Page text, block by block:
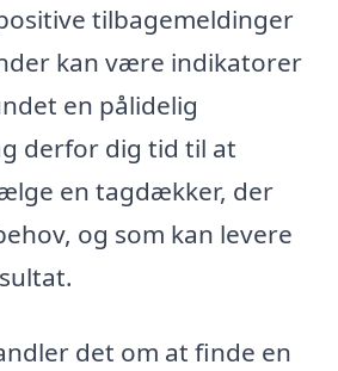
tilbagemeldinger
kan være indikatorer
en pålidelig
derfor dig tid til at
en tagdækker, der
og som kan levere
det om at finde en